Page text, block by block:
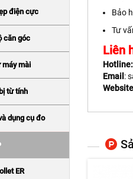
điện cực
căn góc
máy mài
từ tính
dụng cụ đo
ER
Bảo
Tư
Liên
Hotline:
Email :